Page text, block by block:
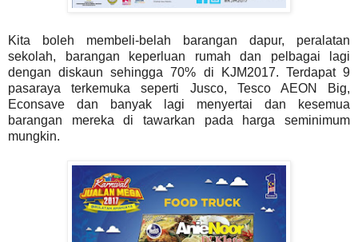
Kita boleh membeli-belah barangan dapur, peralatan
sekolah, barangan keperluan rumah dan pelbagai lagi
dengan diskaun sehingga 70% di KJM2017. Terdapat 9
pasaraya terkemuka seperti Jusco, Tesco AEON Big,
Econsave dan banyak lagi menyertai dan kesemua
barangan mereka di tawarkan pada harga seminimum
mungkin.